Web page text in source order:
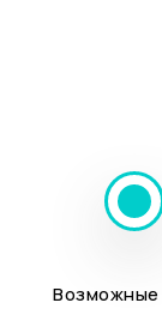
Возможные